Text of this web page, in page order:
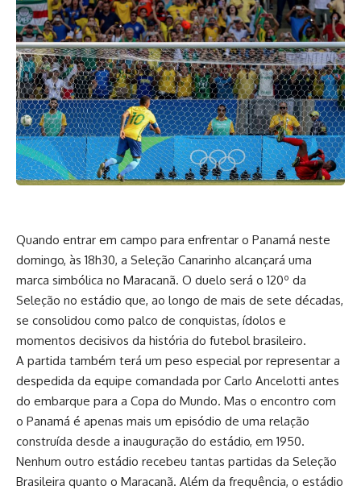
Quando entrar em campo para enfrentar o Panamá neste
domingo, às 18h30, a Seleção Canarinho alcançará uma
marca simbólica no Maracanã. O duelo será o 120º da
Seleção no estádio que, ao longo de mais de sete décadas,
se consolidou como palco de conquistas, ídolos e
momentos decisivos da história do futebol brasileiro.
A partida também terá um peso especial por representar a
despedida da equipe comandada por Carlo Ancelotti antes
do embarque para a Copa do Mundo. Mas o encontro com
o Panamá é apenas mais um episódio de uma relação
construída desde a inauguração do estádio, em 1950.
Nenhum outro estádio recebeu tantas partidas da Seleção
Brasileira quanto o Maracanã. Além da frequência, o estádio